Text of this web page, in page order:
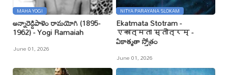
MAHA YOGI
అన్నారెడ్డిపాళెం రామయోగి (1895-
1962) - Yogi Ramaiah
June 01, 2026
NITYA PARAYANA SLOKAM
Ekatmata Stotram -
एकात्मता स्तोत्रम् -
ఏకాత్మతా స్తోత్రం
June 01, 2026